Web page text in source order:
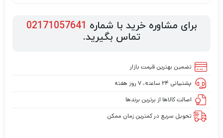
برای مشاوره خرید با شماره 02171057641
تماس بگیرید.
تضمین بهترین قیمت بازار
پشتیبانی ۲۴ ساعته، ۷ روز هفته
اصالت کالاها از برترین برندها
تحویل سریع در کمترین زمان ممکن